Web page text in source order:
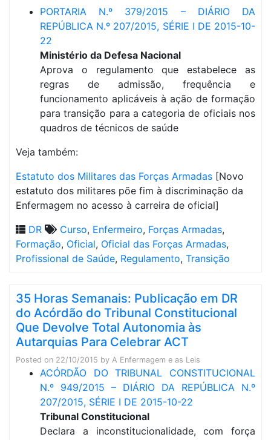
PORTARIA N.º 379/2015 – DIÁRIO DA
REPÚBLICA N.º 207/2015, SÉRIE I DE 2015-10-
22
Ministério da Defesa Nacional
Aprova o regulamento que estabelece as
regras de admissão, frequência e
funcionamento aplicáveis à ação de formação
para transição para a categoria de oficiais nos
quadros de técnicos de saúde
Veja também:
Estatuto dos Militares das Forças Armadas [Novo
estatuto dos militares põe fim à discriminação da
Enfermagem no acesso à carreira de oficial]
DR
Curso, Enfermeiro, Forças Armadas,
Formação, Oficial, Oficial das Forças Armadas,
Profissional de Saúde, Regulamento, Transição
35 Horas Semanais: Publicação em DR
do Acórdão do Tribunal Constitucional
Que Devolve Total Autonomia às
Autarquias Para Celebrar ACT
Posted on 22/10/2015 by A Enfermagem e as Leis
ACÓRDÃO DO TRIBUNAL CONSTITUCIONAL
N.º 949/2015 – DIÁRIO DA REPÚBLICA N.º
207/2015, SÉRIE I DE 2015-10-22
Tribunal Constitucional
Declara a inconstitucionalidade, com força